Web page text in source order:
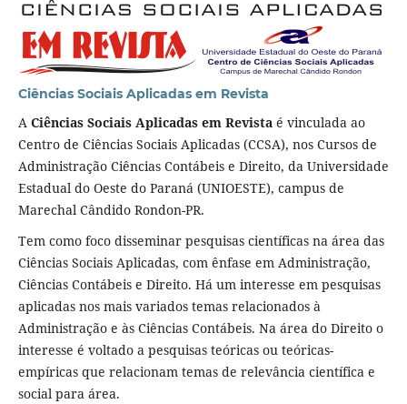
Ciências Sociais Aplicadas em Revista
ACiências Sociais Aplicadas em Revistaé vinculada ao
Centro de Ciências Sociais Aplicadas (CCSA), nos Cursos de
Administração Ciências Contábeis e Direito, da Universidade
Estadual do Oeste do Paraná (UNIOESTE), campus de
Marechal Cândido Rondon-PR.
Tem como foco disseminar pesquisas científicas na área das
Ciências Sociais Aplicadas, com ênfase em Administração,
Ciências Contábeis e Direito. Há um interesse em pesquisas
aplicadas nos mais variados temas relacionados à
Administração e às Ciências Contábeis. Na área do Direito o
interesse é voltado a pesquisas teóricas ou teóricas-
empíricas que relacionam temas de relevância científica e
social para área.